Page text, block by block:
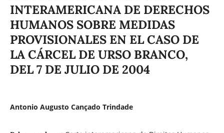
INTERAMERICANA DE DERECHOS
HUMANOS SOBRE MEDIDAS
PROVISIONALES EN EL CASO DE
LA CÁRCEL DE URSO BRANCO,
DEL 7 DE JULIO DE 2004
Antonio Augusto Cançado Trindade